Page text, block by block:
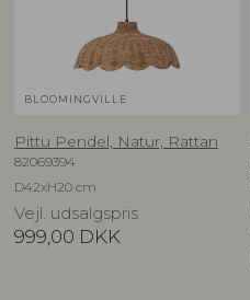
BLOOMINGVILLE
Pittu Pendel, Natur, Rattan
82069394
D42xH20 cm
Vejl. udsalgspris
999,00 DKK